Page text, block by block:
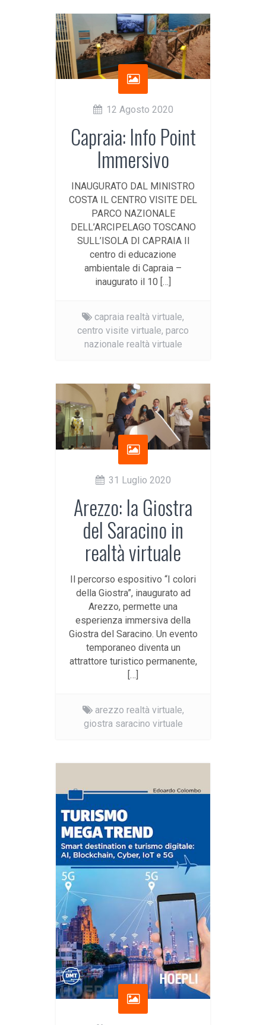
12 Agosto 2020
Capraia: Info Point
Immersivo
INAUGURATO DAL MINISTRO
COSTA IL CENTRO VISITE DEL
PARCO NAZIONALE
DELL’ARCIPELAGO TOSCANO
SULL’ISOLA DI CAPRAIA Il
centro di educazione
ambientale di Capraia –
inaugurato il 10 […]
capraia realtà virtuale,
centro visite virtuale, parco
nazionale realtà virtuale
31 Luglio 2020
Arezzo: la Giostra
del Saracino in
realtà virtuale
Il percorso espositivo “I colori
della Giostra”, inaugurato ad
Arezzo, permette una
esperienza immersiva della
Giostra del Saracino. Un evento
temporaneo diventa un
attrattore turistico permanente,
[…]
arezzo realtà virtuale,
giostra saracino virtuale